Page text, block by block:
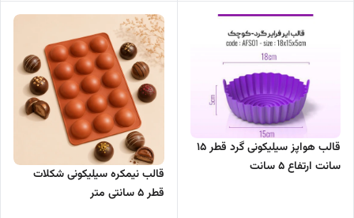
قالب هواپز سیلیکونی گرد قطر 15
سانت ارتفاع 5 سانت
قالب نیمکره سیلیکونی شکلات
قطر 5 سانتی متر